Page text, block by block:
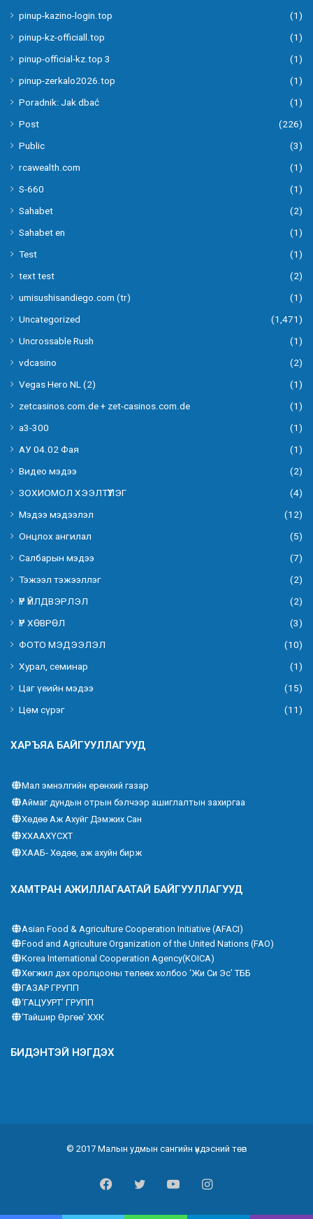
pinup-kazino-login.top
(1)
pinup-kz-officiall.top
(1)
pinup-official-kz.top 3
(1)
pinup-zerkalo2026.top
(1)
Poradnik: Jak dbać
(1)
Post
(226)
Public
(3)
rcawealth.com
(1)
S-660
(1)
Sahabet
(2)
Sahabet en
(1)
Test
(1)
text test
(2)
umisushisandiego.com (tr)
(1)
Uncategorized
(1,471)
Uncrossable Rush
(1)
vdcasino
(2)
Vegas Hero NL (2)
(1)
zetcasinos.com.de + zet-casinos.com.de
(1)
а3-300
(1)
АУ 04.02 Фая
(1)
Видео мэдээ
(2)
ЗОХИОМОЛ ХЭЭЛТҮҮЛЭГ
(4)
Мэдээ мэдээлэл
(12)
Онцлох ангилал
(5)
Салбарын мэдээ
(7)
Тэжээл тэжээллэг
(2)
ҮР ҮЙЛДВЭРЛЭЛ
(2)
ҮР ХӨВРӨЛ
(3)
ФОТО МЭДЭЭЛЭЛ
(10)
Хурал, семинар
(1)
Цаг үеийн мэдээ
(15)
Цөм сүрэг
(11)
ХАРЪЯА БАЙГУУЛЛАГУУД
Мал эмнэлгийн ерөнхий газар
Аймаг дундын отрын бэлчээр ашиглалтын захиргаа
Хөдөө Аж Ахуйг Дэмжих Сан
ХХААХҮСХТ
ХААБ- Хөдөө, аж ахуйн бирж
ХАМТРАН АЖИЛЛАГААТАЙ БАЙГУУЛЛАГУУД
Asian Food & Agriculture Cooperation Initiative (AFACI)
Food and Agriculture Organization of the United Nations (FAO)
Korea International Cooperation Agency(KOICA)
Хөгжил дэх оролцооны төлөөх холбоо ‘Жи Си Эс’ ТББ
ГАЗАР ГРУПП
‘ГАЦУУРТ’ ГРУПП
‘Тайшир Өргөө’ ХХК
БИДЭНТЭЙ НЭГДЭХ
© 2017 Малын удмын сангийн үндэсний төв
FacebookTwitter YouTubeInstagram